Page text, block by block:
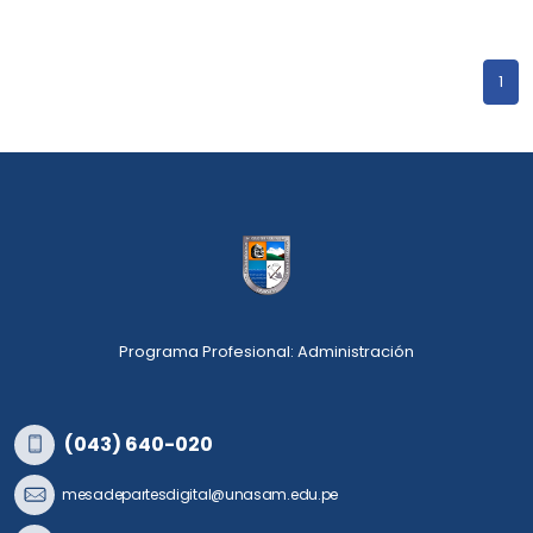
https://cutt.ly/mT5cxA2
1
Programa Profesional: Administración
(043) 640-020
mesadepartesdigital@unasam.edu.pe